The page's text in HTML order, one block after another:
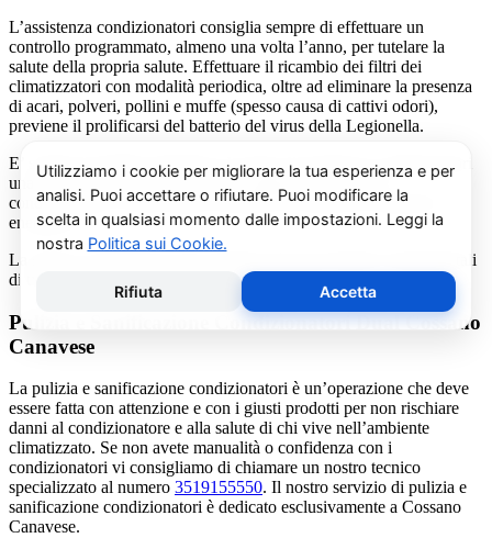
L’assistenza condizionatori consiglia sempre di effettuare un
controllo programmato, almeno una volta l’anno, per tutelare la
salute della propria salute. Effettuare il ricambio dei filtri dei
climatizzatori con modalità periodica, oltre ad eliminare la presenza
di acari, polveri, pollini e muffe (spesso causa di cattivi odori),
previene il prolificarsi del batterio del virus della Legionella.
E’ sempre possibile richiedere al centro di assistenza condizionatori
una consulenza gratuita per un montaggio di un nuovo
condizionatore o sulle ultime normative in materia di risparmio
energetico.
La salute e il benessere sono quindi essere gli obiettivi fondamentali
di un addetto alla assistenza condizionatori.
Pulizia e Sanificazione Condizionatori Dual Cossano
Canavese
La pulizia e sanificazione condizionatori è un’operazione che deve
essere fatta con attenzione e con i giusti prodotti per non rischiare
danni al condizionatore e alla salute di chi vive nell’ambiente
climatizzato. Se non avete manualità o confidenza con i
condizionatori vi consigliamo di chiamare un nostro tecnico
specializzato al numero 3519155550. Il nostro servizio di pulizia e
sanificazione condizionatori è dedicato esclusivamente a Cossano
Canavese.